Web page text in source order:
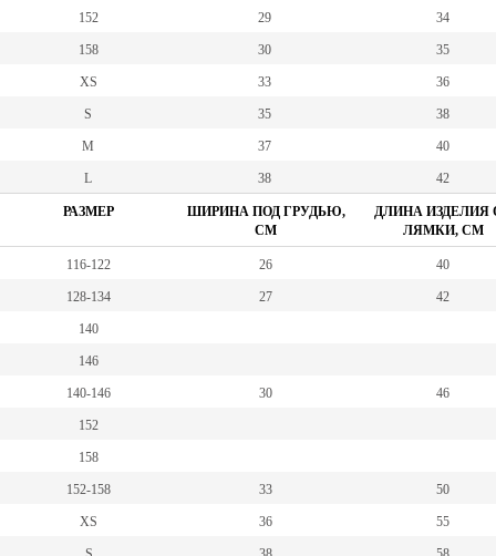
152 29 34
158 30 35
XS 33 36
S 35 38
M 37 40
L 38 42
РАЗМЕР
ШИРИНА ПОД ГРУДЬЮ,
СМ
ДЛИНА ИЗДЕЛИЯ
ЛЯМКИ, СМ
116-122 26 40
128-134 27 42
140
146
140-146 30 46
152
158
152-158 33 50
XS 36 55